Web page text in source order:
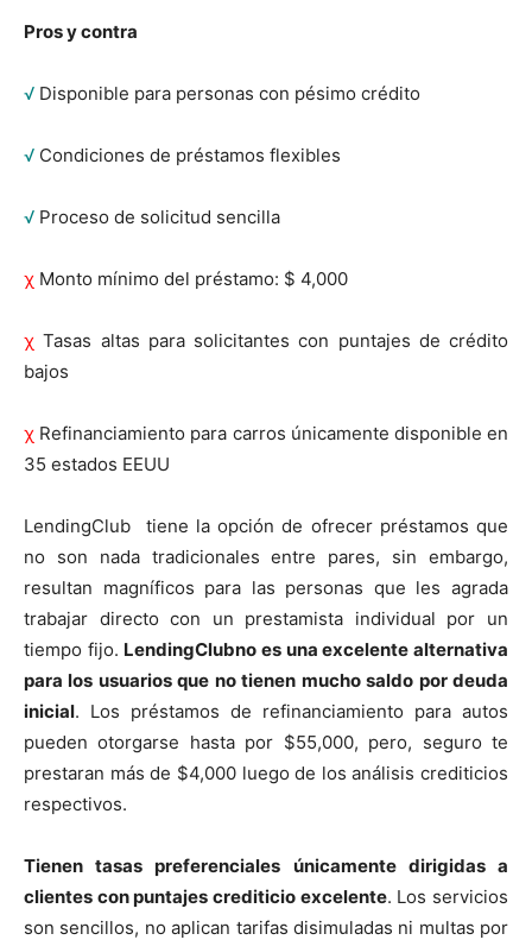
Pros y contra
√ Disponible para personas con pésimo crédito
√ Condiciones de préstamos flexibles
√ Proceso de solicitud sencilla
χ Monto mínimo del préstamo: $ 4,000
χTasas altas para solicitantes con puntajes de crédito
bajos
χ Refinanciamiento para carros únicamente disponible en
35 estados EEUU
LendingClub tiene la opción de ofrecer préstamos que
no son nada tradicionales entre pares, sin embargo,
resultan magníficos para las personas que les agrada
trabajar directo con un prestamista individual por un
tiempo fijo. LendingClubno es una excelente alternativa
para los usuarios que no tienen mucho saldo por deuda
inicial. Los préstamos de refinanciamiento para autos
pueden otorgarse hasta por $55,000, pero, seguro te
prestaran más de $4,000 luego de los análisis crediticios
respectivos.
Tienen tasas preferenciales únicamente dirigidas a
clientes con puntajes crediticio excelente. Los servicios
son sencillos, no aplican tarifas disimuladas ni multas por